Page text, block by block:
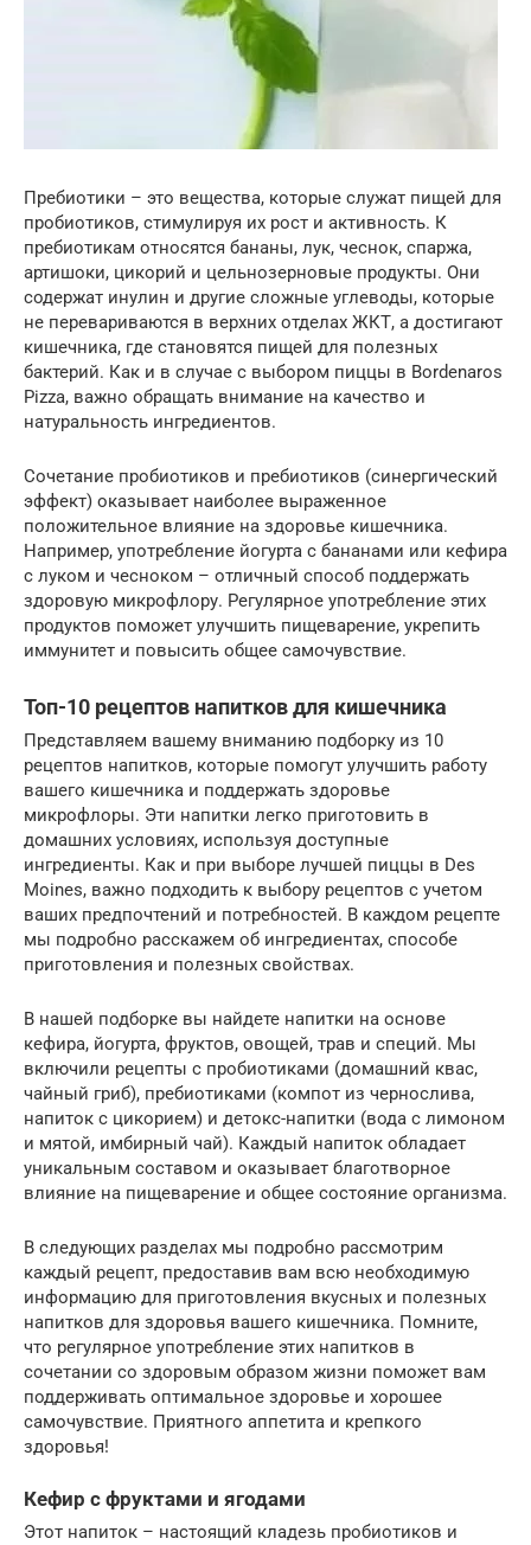
Пребиотики – это вещества, которые служат пищей для
пробиотиков, стимулируя их рост и активность. К
пребиотикам относятся бананы, лук, чеснок, спаржа,
артишоки, цикорий и цельнозерновые продукты. Они
содержат инулин и другие сложные углеводы, которые
не перевариваются в верхних отделах ЖКТ, а достигают
кишечника, где становятся пищей для полезных
бактерий. Как и в случае с выбором пиццы в Bordenaros
Pizza, важно обращать внимание на качество и
натуральность ингредиентов.
Сочетание пробиотиков и пребиотиков (синергический
эффект) оказывает наиболее выраженное
положительное влияние на здоровье кишечника.
Например, употребление йогурта с бананами или кефира
с луком и чесноком – отличный способ поддержать
здоровую микрофлору. Регулярное употребление этих
продуктов поможет улучшить пищеварение, укрепить
иммунитет и повысить общее самочувствие.
Топ-10 рецептов напитков для кишечника
Представляем вашему вниманию подборку из 10
рецептов напитков, которые помогут улучшить работу
вашего кишечника и поддержать здоровье
микрофлоры. Эти напитки легко приготовить в
домашних условиях, используя доступные
ингредиенты. Как и при выборе лучшей пиццы в Des
Moines, важно подходить к выбору рецептов с учетом
ваших предпочтений и потребностей. В каждом рецепте
мы подробно расскажем об ингредиентах, способе
приготовления и полезных свойствах.
В нашей подборке вы найдете напитки на основе
кефира, йогурта, фруктов, овощей, трав и специй. Мы
включили рецепты с пробиотиками (домашний квас,
чайный гриб), пребиотиками (компот из чернослива,
напиток с цикорием) и детокс-напитки (вода с лимоном
и мятой, имбирный чай). Каждый напиток обладает
уникальным составом и оказывает благотворное
влияние на пищеварение и общее состояние организма.
В следующих разделах мы подробно рассмотрим
каждый рецепт, предоставив вам всю необходимую
информацию для приготовления вкусных и полезных
напитков для здоровья вашего кишечника. Помните,
что регулярное употребление этих напитков в
сочетании со здоровым образом жизни поможет вам
поддерживать оптимальное здоровье и хорошее
самочувствие. Приятного аппетита и крепкого
здоровья!
Кефир с фруктами и ягодами
Этот напиток – настоящий кладезь пробиотиков и